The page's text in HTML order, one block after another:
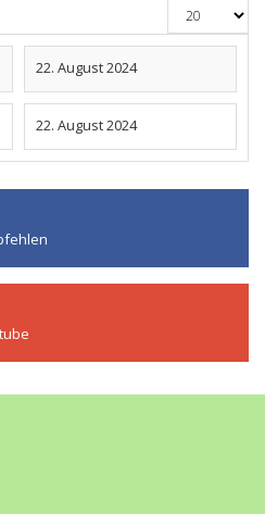
22. August 2024
22. August 2024